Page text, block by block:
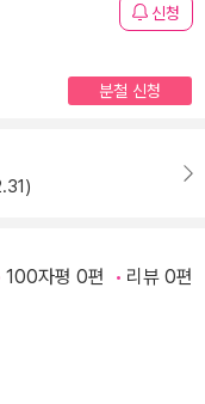
신청
분철 신청
100자평 0편 리뷰 0편